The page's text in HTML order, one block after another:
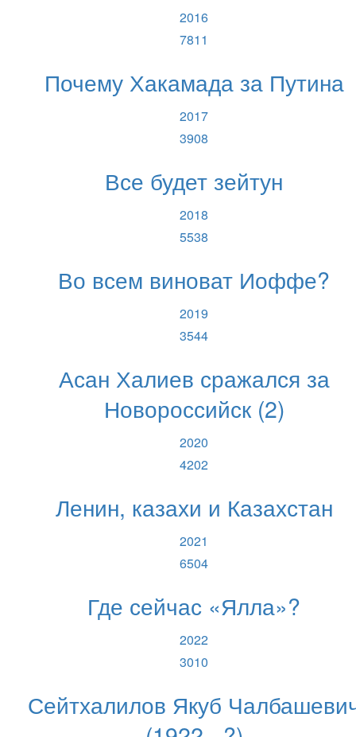
2016
7811
Почему Хакамада за Путина
2017
3908
Все будет зейтун
2018
5538
Во всем виноват Иоффе?
2019
3544
Асан Халиев сражался за
Новороссийск (2)
2020
4202
Ленин, казахи и Казахстан
2021
6504
Где сейчас «Ялла»?
2022
3010
Сейтхалилов Якуб